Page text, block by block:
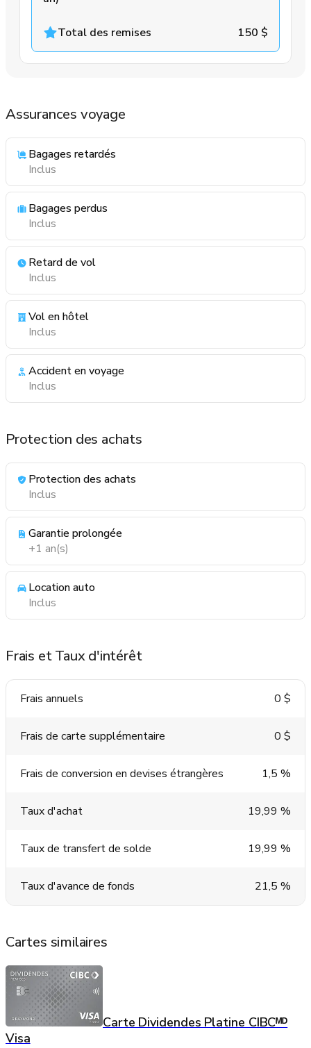
Total des remises 150 $
Assurances voyage
Bagages retardés
Inclus
Bagages perdus
Inclus
Retard de vol
Inclus
Vol en hôtel
Inclus
Accident en voyage
Inclus
Protection des achats
Protection des achats
Inclus
Garantie prolongée
+1 an(s)
Location auto
Inclus
Frais et Taux d'intérêt
Frais annuels 0 $
Frais de carte supplémentaire 0 $
Frais de conversion en devises étrangères 1,5 %
Taux d'achat 19,99 %
Taux de transfert de solde 19,99 %
Taux d'avance de fonds 21,5 %
Cartes similaires
Carte Dividendes Platine CIBCᴹᴰ
Visa